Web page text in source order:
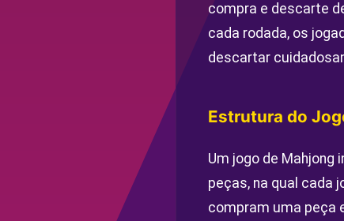
compra e descarte
cada rodada, os
descartar
Estrutura do
Um jogo de
peças, na qual cada
compram uma peça